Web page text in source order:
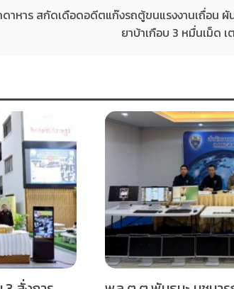
าหาร สกัดเดือดอดีตแก๊งรถตู้ขนแรงงานเถื่อน
ยาบ้าเกือบ 3 หมื่นเม็ด